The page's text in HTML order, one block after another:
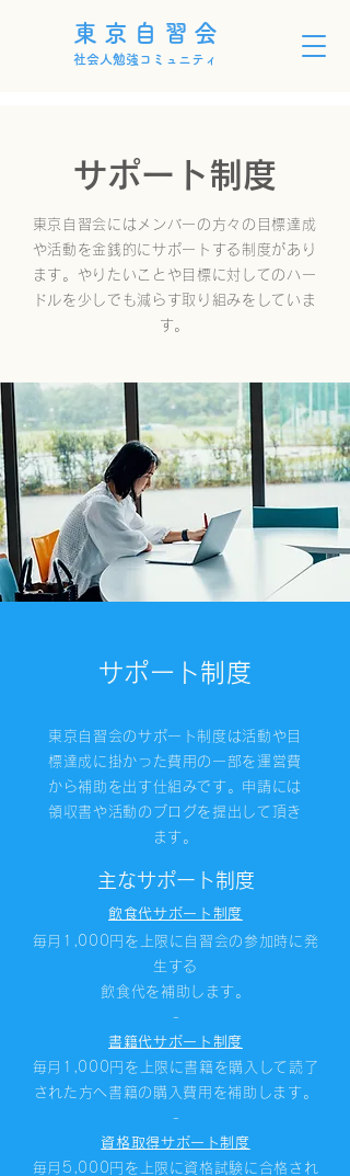
東京自習会
社会人勉強コミュニティ
サポート制度
東京自習会にはメンバーの方々の目標達成
や活動を金銭的にサポートする制度があり
ます。やりたいことや目標に対してのハー
ドルを少しでも減らす取り組みをしていま
す。
サポート制度
東京自習会のサポート制度は活動や目
標達成に掛かった費用の一部を運営費
から補助を出す仕組みです。申請には
領収書や活動のブログを提出して頂き
ます。
​主なサポート制度
飲食代サポート制度
毎月1,000円を上限に自習会の参加時に発
生する
飲食代を補助します。
-
書籍代サポート制度
毎月1,000円を上限に書籍を購入して読了
された方へ書籍の購入費用を補助します。
-
資格取得サポート制度
毎月5,000円を上限に資格試験に合格され